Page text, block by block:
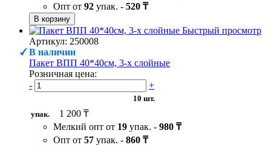
Опт от 92 упак. - 520 ₸
В корзину
Быстрый просмотр
Артикул: 250008
В наличии
Пакет ВПП 40*40см, 3-х слойные
Розничная цена:
-
+
10 шт.
упак.
1 200 ₸
Мелкий опт от 19 упак. - 980 ₸
Опт от 57 упак. - 860 ₸